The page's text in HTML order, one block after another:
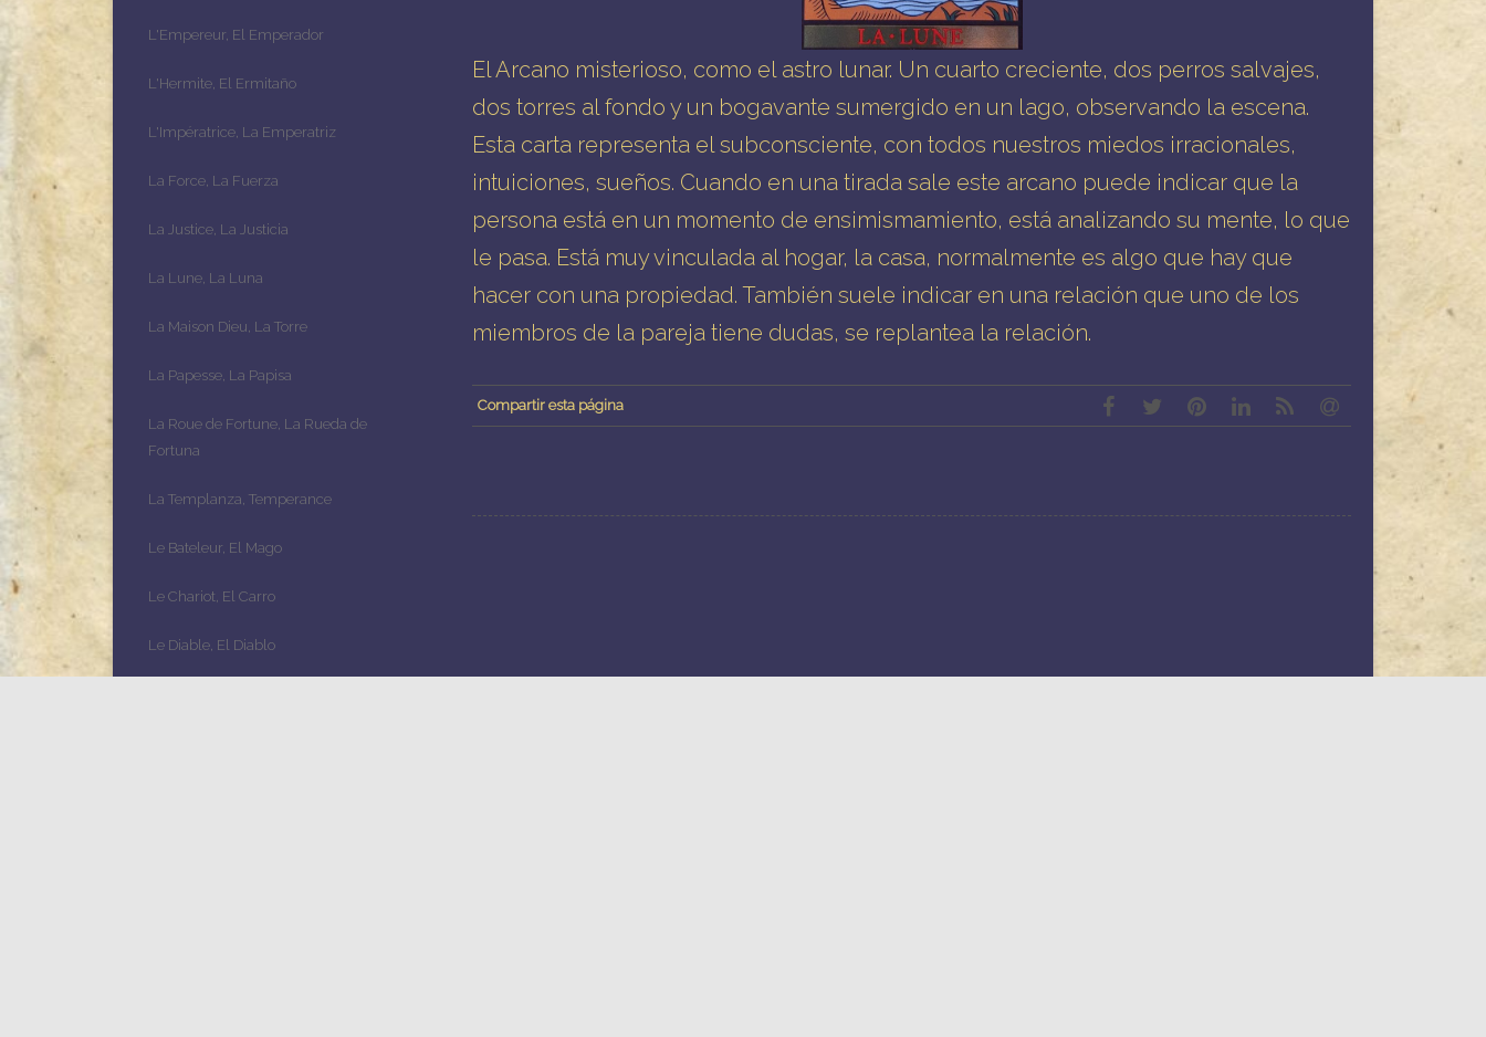
El Arcano misterioso, como el astro lunar. Un cuarto creciente, dos perros salvajes,
dos torres al fondo y un bogavante sumergido en un lago, observando la escena.
Esta carta representa el subconsciente, con todos nuestros miedos irracionales,
intuiciones, sueños. Cuando en una tirada sale este arcano puede indicar que la
persona está en un momento de ensimismamiento, está analizando su mente, lo que
le pasa. Está muy vinculada al hogar, la casa, normalmente es algo que hay que
hacer con una propiedad. También suele indicar en una relación que uno de los
miembros de la pareja tiene dudas, se replantea la relación.
Compartir esta página
L'Empereur, El Emperador
L'Hermite, El Ermitaño
L'Impératrice, La Emperatriz
La Force, La Fuerza
La Justice, La Justicia
La Lune, La Luna
La Maison Dieu, La Torre
La Papesse, La Papisa
La Roue de Fortune, La Rueda de
Fortuna
La Templanza, Temperance
Le Bateleur, El Mago
Le Chariot, El Carro
Le Diable, El Diablo